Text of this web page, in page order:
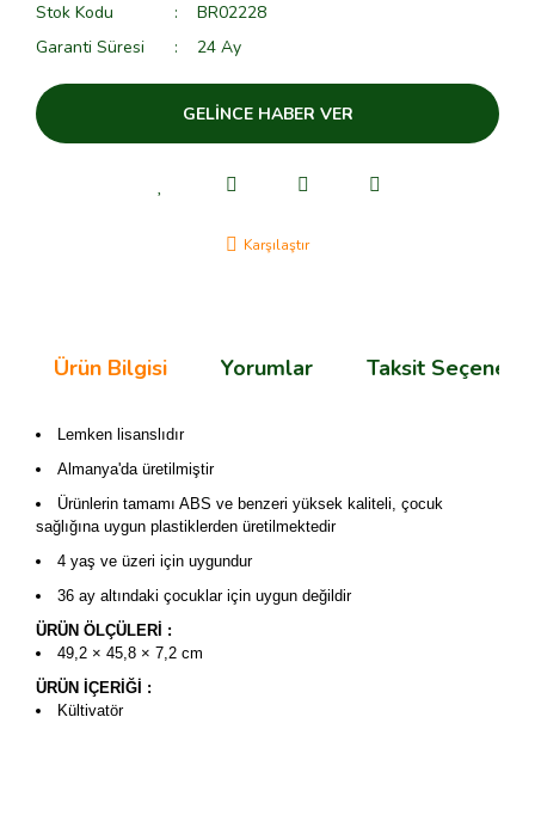
Stok Kodu
BR02228
Garanti Süresi
24 Ay
GELİNCE HABER VER
Karşılaştır
Ürün Bilgisi Yorumlar Taksit
Lemken lisanslıdır
Almanya'da üretilmiştir
Ürünlerin tamamı ABS ve benzeri yüksek kaliteli, çocuk
sağlığına uygun plastiklerden üretilmektedir
4 yaş ve üzeri için uygundur
36 ay altındaki çocuklar için uygun değildir
ÜRÜN ÖLÇÜLERİ :
49,2 × 45,8 × 7,2 cm
ÜRÜN İÇERİĞİ :
Kültivatör